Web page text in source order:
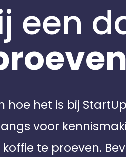
een
hoe het is bij StartUp
voor
te proeven.